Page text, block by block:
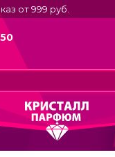
от 999 руб.